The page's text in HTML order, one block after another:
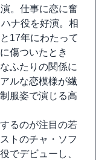
。仕事に恋に奮
ナ役を好演。相
17年にわたって
傷ついたとき
ふたりの関係に
ルな恋模様が繊
服姿で演じる高
るのが注目の若
トのチャ・ソフ
でデビューし、